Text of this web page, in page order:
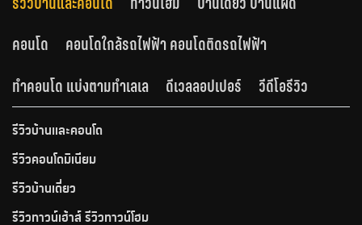
คอนโด
คอนโดใกล้รถไฟฟ้า คอนโดติดรถไฟฟ้า
ทำคอนโด แบ่งตามทำเลเล
ดีเวลลอปเปอร์ วีดีโอรีวิว
รีวิวบ้านและคอนโด
รีวิวคอนโดมิเนียม
รีวิวบ้านเดี่ยว
รีวิวทาวน์เฮ้าส์ รีวิวทาวน์โฮม